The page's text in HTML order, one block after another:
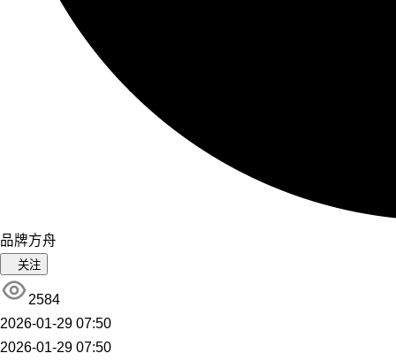
品牌方舟
关注
2584
2026-01-29 07:50
2026-01-29 07:50